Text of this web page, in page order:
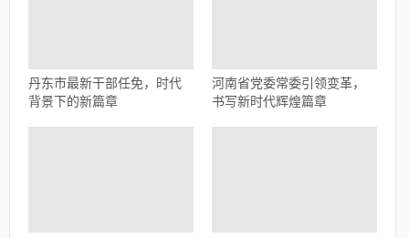
丹东市最新干部任免，时代
背景下的新篇章
河南省党委常委引领变革，
书写新时代辉煌篇章